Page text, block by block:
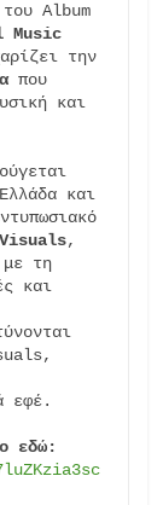
Album
Music
που
και
και
Visuals,
με τη
και
εφέ.
εδώ: